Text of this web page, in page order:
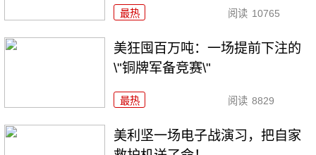
最热 阅读 10765
美狂囤百万吨：一场提前下注的
\"铜牌军备竞赛\"
最热 阅读 8829
美利坚一场电子战演习，把自家